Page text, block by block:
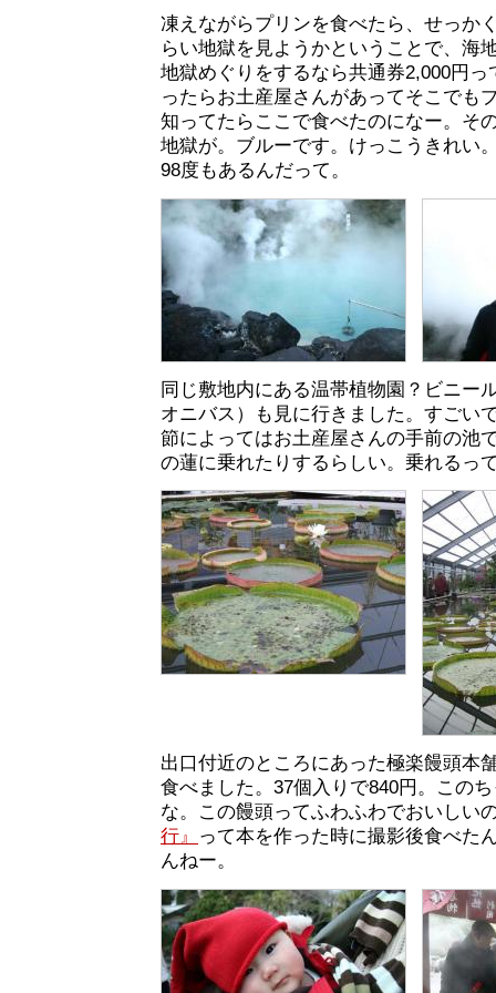
凍えながらプリンを食べたら、せっか
らい地獄を見ようかということで、海
地獄めぐりをするなら共通券2,000円
ったらお土産屋さんがあってそこでも
知ってたらここで食べたのになー。そ
地獄が。ブルーです。けっこうきれい
98度もあるんだって。
同じ敷地内にある温帯植物園？ビニー
オニバス）も見に行きました。すごい
節によってはお土産屋さんの手前の池
の蓮に乗れたりするらしい。乗れるっ
出口付近のところにあった極楽饅頭本
食べました。37個入りで840円。この
な。この饅頭ってふわふわでおいしい
行』
って本を作った時に撮影後食べた
んねー。